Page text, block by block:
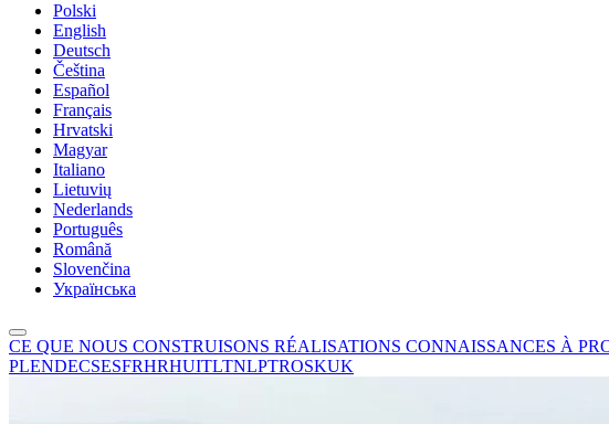
Polski
English
Deutsch
Čeština
Español
Français
Hrvatski
Magyar
Italiano
Lietuvių
Nederlands
Português
Română
Slovenčina
Українська
CE QUE NOUS CONSTRUISONS RÉALISATIONS CONNAISSANCES À
PLENDECSESFRHRHUITLTNLPTROSKUK